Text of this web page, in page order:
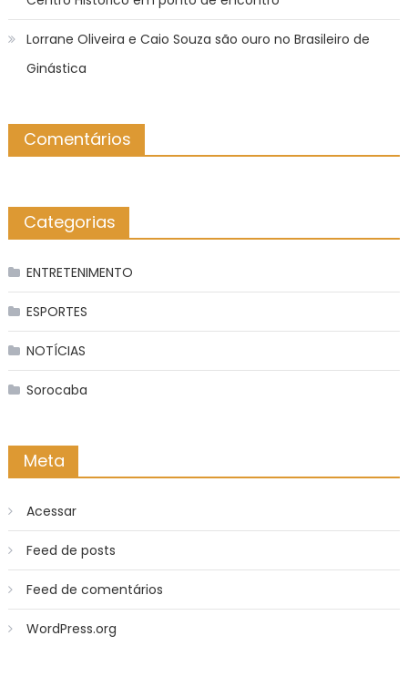
Lorrane Oliveira e Caio Souza são ouro no Brasileiro de
Ginástica
Comentários
Categorias
ENTRETENIMENTO
ESPORTES
NOTÍCIAS
Sorocaba
Meta
Acessar
Feed de posts
Feed de comentários
WordPress.org